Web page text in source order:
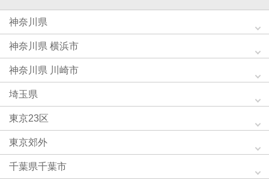
神奈川県
神奈川県 横浜市
神奈川県 川崎市
埼玉県
東京23区
東京郊外
千葉県千葉市